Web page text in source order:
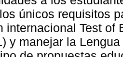
únicos requisitos
internacional Test of
y manejar la